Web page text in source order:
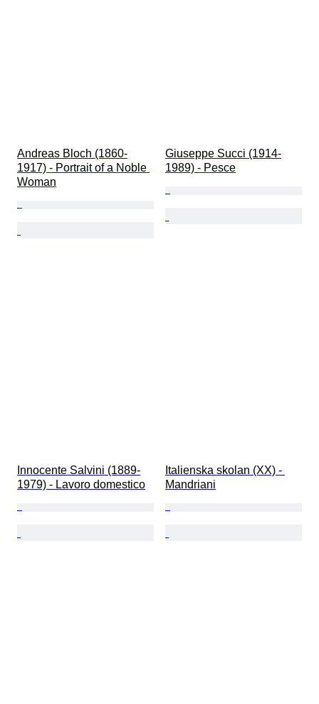
Andreas Bloch (1860-
1917) - Portrait of a Noble
Woman
Giuseppe Succi (1914-
1989) - Pesce
Innocente Salvini (1889-
1979) - Lavoro domestico
Italienska skolan (XX) -
Mandriani